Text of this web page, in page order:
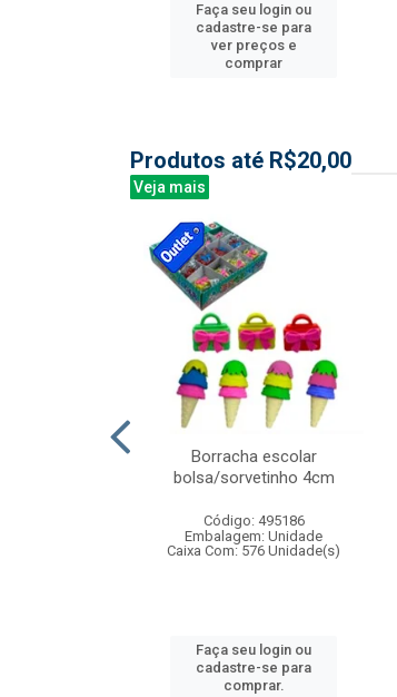
Faça seu login ou
cadastre-se para
ver preços e
comprar
Produtos até R$20,00
Veja mais
Borracha escolar
bolsa/sorvetinho 4cm
Código: 495186
Embalagem: Unidade
Caixa Com: 576 Unidade(s)
Faça seu login ou
cadastre-se para
comprar.